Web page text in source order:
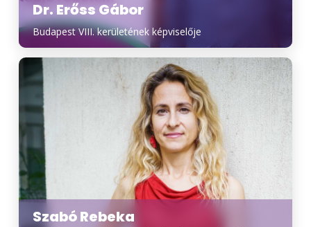
Dr. Erőss Gábor
Budapest VIII. kerületének képviselője
Szabó Rebeka